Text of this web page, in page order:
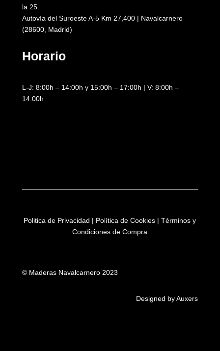
la 25.
Autovía del Suroeste A-5 Km 27,400 | Navalcarnero
(28600, Madrid)
Horario
L-J: 8:00h – 14:00h y 15:00h – 17:00h | V: 8:00h –
14:00h
Politica de Privacidad | Política de Cookies |Términos y
Condiciones de Compra
© Maderas Navalcarnero 2023
Designed by Auxers